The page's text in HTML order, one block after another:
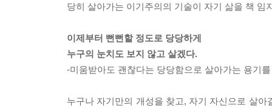
당히 살아가는 이기주의의 기술이 자기 삶을 책 임
이제부터 뻔뻔할 정도로 당당하게
누구의 눈치도 보지 않고 살겠다.
-미움받아도 괜찮다는 당당함으로 살아가는 용기
누구나 자기만의 개성을 찾고, 자기 자신으로 살